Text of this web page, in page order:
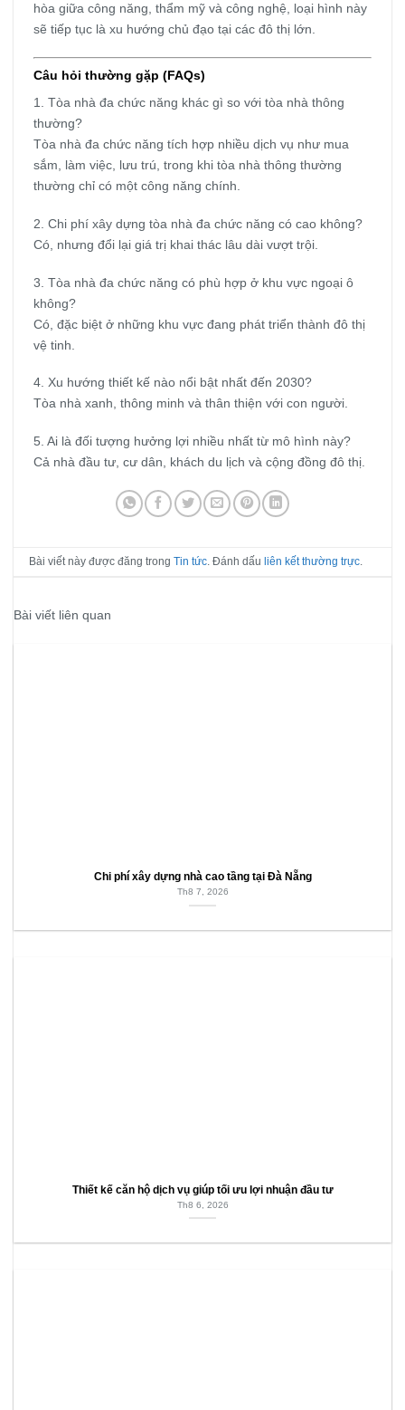
hòa giữa công năng, thẩm mỹ và công nghệ, loại hình này
sẽ tiếp tục là xu hướng chủ đạo tại các đô thị lớn.
Câu hỏi thường gặp (FAQs)
1. Tòa nhà đa chức năng khác gì so với tòa nhà thông
thường?
Tòa nhà đa chức năng tích hợp nhiều dịch vụ như mua
sắm, làm việc, lưu trú, trong khi tòa nhà thông thường
thường chỉ có một công năng chính.
2. Chi phí xây dựng tòa nhà đa chức năng có cao không?
Có, nhưng đổi lại giá trị khai thác lâu dài vượt trội.
3. Tòa nhà đa chức năng có phù hợp ở khu vực ngoại ô
không?
Có, đặc biệt ở những khu vực đang phát triển thành đô thị
vệ tinh.
4. Xu hướng thiết kế nào nổi bật nhất đến 2030?
Tòa nhà xanh, thông minh và thân thiện với con người.
5. Ai là đối tượng hưởng lợi nhiều nhất từ mô hình này?
Cả nhà đầu tư, cư dân, khách du lịch và cộng đồng đô thị.
Bài viết này được đăng trongTin tức . Đánh dấu liên kết thường trực
Bài viết liên quan
Chi phí xây dựng nhà cao tầng tại Đà Nẵng
Th8 7, 2026
Thiết kế căn hộ dịch vụ giúp tối ưu lợi nhuận đầu tư
Th8 6, 2026